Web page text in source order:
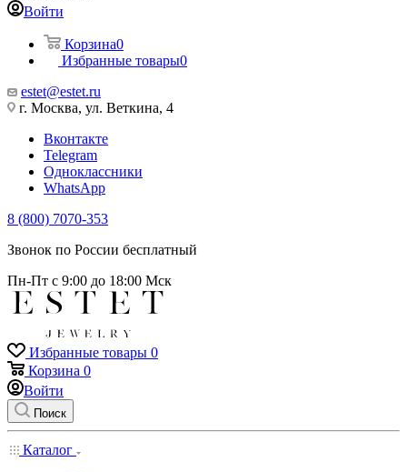
Войти
Корзина0
Избранные товары0
estet@estet.ru
г. Москва, ул. Веткина, 4
Вконтакте
Telegram
Одноклассники
WhatsApp
8 (800) 7070-353
Звонок по России бесплатный
Пн-Пт с 9:00 до 18:00 Мск
Избранные товары 0
Корзина 0
Войти
Поиск
Каталог